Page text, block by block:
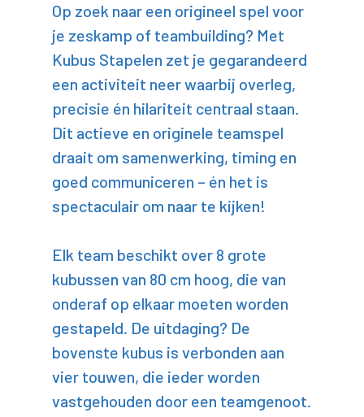
Op zoek naar een origineel spel voor
je zeskamp of teambuilding? Met
Kubus Stapelen zet je gegarandeerd
een activiteit neer waarbij overleg,
precisie én hilariteit centraal staan.
Dit actieve en originele teamspel
draait om samenwerking, timing en
goed communiceren – én het is
spectaculair om naar te kijken!
Elk team beschikt over 8 grote
kubussen van 80 cm hoog, die van
onderaf op elkaar moeten worden
gestapeld. De uitdaging? De
bovenste kubus is verbonden aan
vier touwen, die ieder worden
vastgehouden door een teamgenoot.